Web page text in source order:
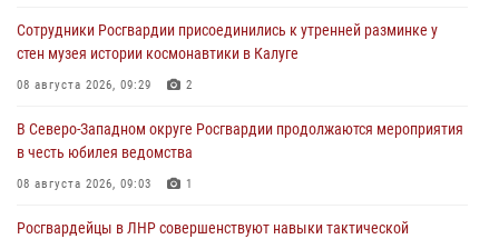
Сотрудники Росгвардии присоединились к утренней разминке у
стен музея истории космонавтики в Калуге
08 августа 2026, 09:29 2
В Северо-Западном округе Росгвардии продолжаются мероприятия
в честь юбилея ведомства
08 августа 2026, 09:03 1
Росгвардейцы в ЛНР совершенствуют навыки тактической